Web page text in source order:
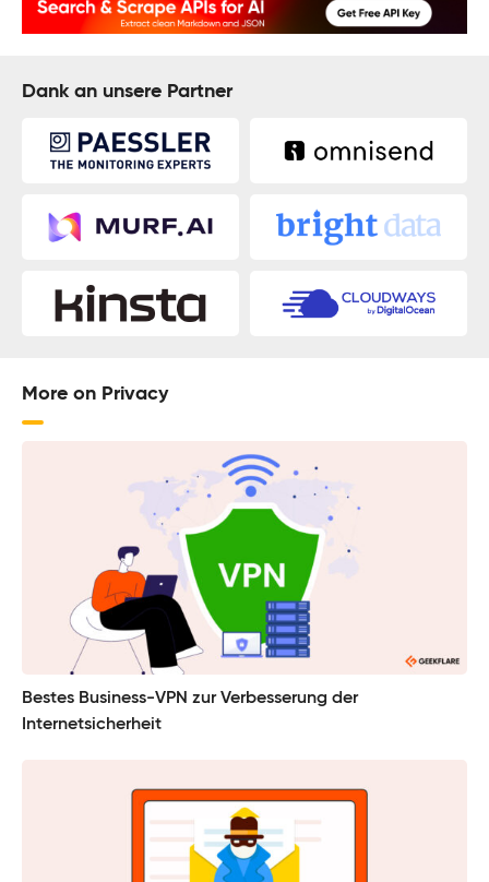
Dank an unsere Partner
More on Privacy
Bestes Business-VPN zur Verbesserung der
Internetsicherheit